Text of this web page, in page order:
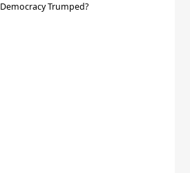
Democracy Trumped?